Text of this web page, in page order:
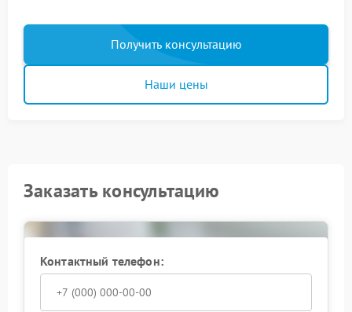
Получить консультацию
Наши цены
Заказать консультацию
Контактный телефон: